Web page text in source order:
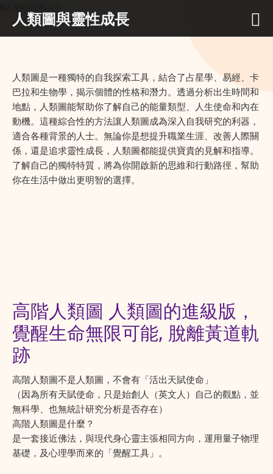
人類圖與靈性成長
人類圖是一種獨特的自我探索工具，結合了占星學、易經、卡
巴拉和生物學，揭示個體的性格和潛力。透過分析出生時間和
地點，人類圖能幫助你了解自己的能量類型、人生使命和內在
動機。這種綜合性的方法讓人類圖成為深入自我研究的利器，
適合各種背景的人士。無論你是想提升職業生涯、改善人際關
係，還是追求靈性成長，人類圖都能提供寶貴的見解和指導。
了解自己的獨特特質，將為你開啟新的思維和行動路徑，幫助
你在生活中做出更明智的選擇。
高階人類圖 人類圖的進級版，
覺醒生命無限可能, 脫離黃道軌
跡
高階人類圖不是人類圖，不會有「活出天賦使命」
（因為所有天賦使命，只是始創人（英文人）自己的觀點，並
無科學、也無統計研究分析是否存在）
高階人類圖是什麼？
是一套接近佛法，與現代身心靈主張相同方向，運用量子物理
基礎，及心理學而來的「覺醒工具」。